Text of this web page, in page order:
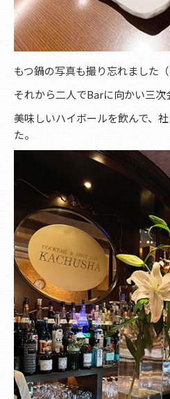
もつ鍋の写真も撮り忘れました（
それから二人でBarに向かい三次
美味しいハイボールを飲んで、
た。